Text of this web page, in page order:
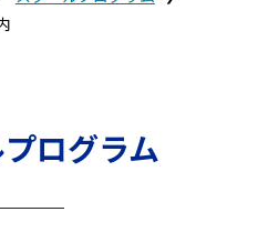
ログラム